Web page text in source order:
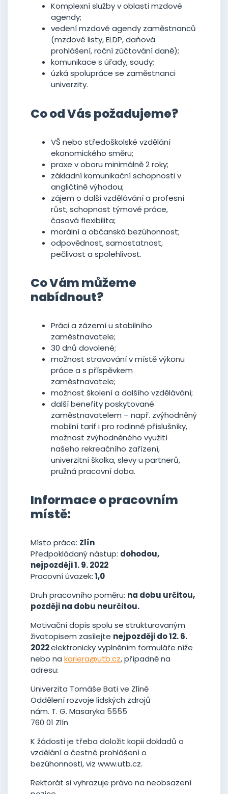
Komplexní služby v oblasti mzdové
agendy;
vedení mzdové agendy zaměstnanců
(mzdové listy, ELDP, daňová
prohlášení, roční zúčtování daně);
komunikace s úřady, soudy;
úzká spolupráce se zaměstnanci
univerzity.
Co od Vás požadujeme?
VŠ nebo středoškolské vzdělání
ekonomického směru;
praxe v oboru minimálně 2 roky;
základní komunikační schopnosti v
angličtině výhodou;
zájem o další vzdělávání a profesní
růst, schopnost týmové práce,
časová flexibilita;
morální a občanská bezúhonnost;
odpovědnost, samostatnost,
pečlivost a spolehlivost.
Co Vám můžeme
nabídnout?
Práci a zázemí u stabilního
zaměstnavatele;
30 dnů dovolené;
možnost stravování v místě výkonu
práce a s příspěvkem
zaměstnavatele;
možnost školení a dalšího vzdělávání;
další benefity poskytované
zaměstnavatelem – např. zvýhodněný
mobilní tarif i pro rodinné příslušníky,
možnost zvýhodněného využití
našeho rekreačního zařízení,
univerzitní školka, slevy u partnerů,
pružná pracovní doba.
Informace o pracovním
místě:
Místo práce: Zlín
Předpokládaný nástup: dohodou,
nejpozději 1. 9. 2022
Pracovní úvazek:1,0
Druh pracovního poměru: na dobu určitou,
později na dobu neurčitou.
Motivační dopis spolu se strukturovaným
životopisem zasílejte nejpozději do 12. 6.
2022elektronicky vyplněním formuláře níže
nebo na kariera@utb.cz, případně na
adresu:
Univerzita Tomáše Bati ve Zlíně
Oddělení rozvoje lidských zdrojů
nám. T. G. Masaryka 5555
760 01 Zlín
K žádosti je třeba doložit kopii dokladů o
vzdělání a čestné prohlášení o
bezúhonnosti, viz www.utb.cz.
Rektorát si vyhrazuje právo na neobsazení